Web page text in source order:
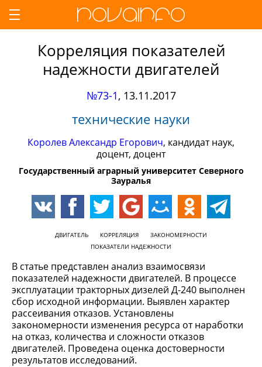
Корреляция показателей
надежности двигателей
№73-1, 13.11.2017
технические науки
Королев Александр Егорович, кандидат наук,
доцент, доцент
Государственный аграрный университет Северного
Зауралья
ДВИГАТЕЛЬ КОРРЕЛЯЦИЯ
ЗАКОНОМЕРНОСТИ
ПОКАЗАТЕЛИ НАДЕЖНОСТИ
В статье представлен анализ взаимосвязи
показателей надежности двигателей. В процессе
эксплуатации тракторных дизелей Д-240 выполнен
сбор исходной информации. Выявлен характер
рассеивания отказов. Установлены
закономерности изменения ресурса от наработки
на отказ, количества и сложности отказов
двигателей. Проведена оценка достоверности
результатов исследований.